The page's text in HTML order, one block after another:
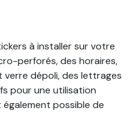
à installer sur votre
perforés, des horaires,
dépoli, des lettrages
pour une utilisation
possible de